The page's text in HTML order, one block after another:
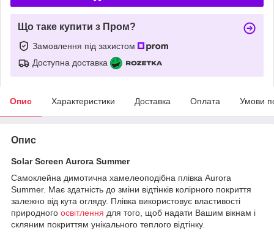
Що таке купити з Пром?
Замовлення під захистом
Доступна доставка
Опис Характеристики Доставка Оплата Умови
Опис
Solar Screen Aurora Summer
Самоклейна димотична хамелеоподібна плівка Aurora
Summer. Має здатність до зміни відтінків колірного покриття
залежно від кута огляду. Плівка використовує властивості
природного освітлення для того, щоб надати Вашим вікнам і
скляним покриттям унікального теплого відтінку.